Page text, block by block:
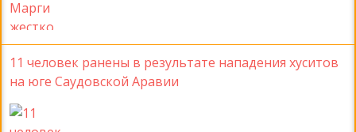
11 человек ранены в результате нападения хуситов
на юге Саудовской Аравии